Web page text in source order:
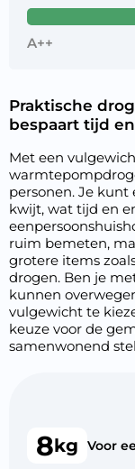
A++
Praktische
bespaart tijd
Met een
personen. Je
kwijt, wat tijd en
ruim bemeten,
grotere items
drogen. Ben je
kunnen
vulgewicht te
keuze voor de
samenwonend
8kg Voor